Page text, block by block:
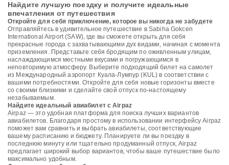
Найдите лучшую поездку и получите идеальные
впечатления от путешествия
Откройте для себя приключение, которое вы никогда не забудете
Отправляйтесь в удивительное путешествие в Sabiha Gokcen
International Airport (SAW), где вы сможете открыть для себя
прекрасные города с захватывающими дух видами, начиная с момента
приземления. Представьте себя бродящим по оживленным улицам,
наслаждающимся местными вкусами и погружающимся в
неповторимую атмосферу. Выберите подходящий билет на самолет
из Международный аэропорт Куала-Лумпур (KUL) в соответствии с
вашими потребностями. Откройте для себя новые горизонты вместе
со своими близкими и сделайте свой отпуск по-настоящему
незабываемым.
Найдите идеальный авиабилет с Airpaz
Airpaz — это удобная платформа для поиска лучших вариантов
авиабилетов. Благодаря простому в использовании интерфейсу Airpaz
поможет вам сравнить и выбрать авиабилеты, соответствующие
вашему расписанию и бюджету. Планируете ли вы поездку в
последнюю минуту или тщательно продуманный отпуск, Airpaz
предлагает широкий выбор вариантов, чтобы ваше путешествие было
максимально удобным.